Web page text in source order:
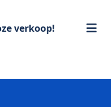
verkoop!